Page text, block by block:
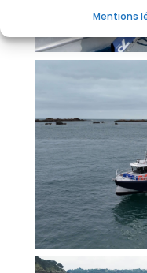
Mentions